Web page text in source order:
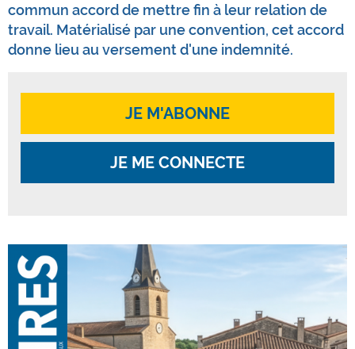
commun accord de mettre fin à leur relation de
travail. Matérialisé par une convention, cet accord
donne lieu au versement d'une indemnité.
JE M'ABONNE
JE ME CONNECTE